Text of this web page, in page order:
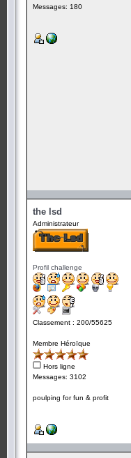
Messages: 180
the lsd
Administrateur
Profil challenge
Classement : 200/55625
Membre Héroïque
Hors ligne
Messages: 3102
poulping for fun & profit